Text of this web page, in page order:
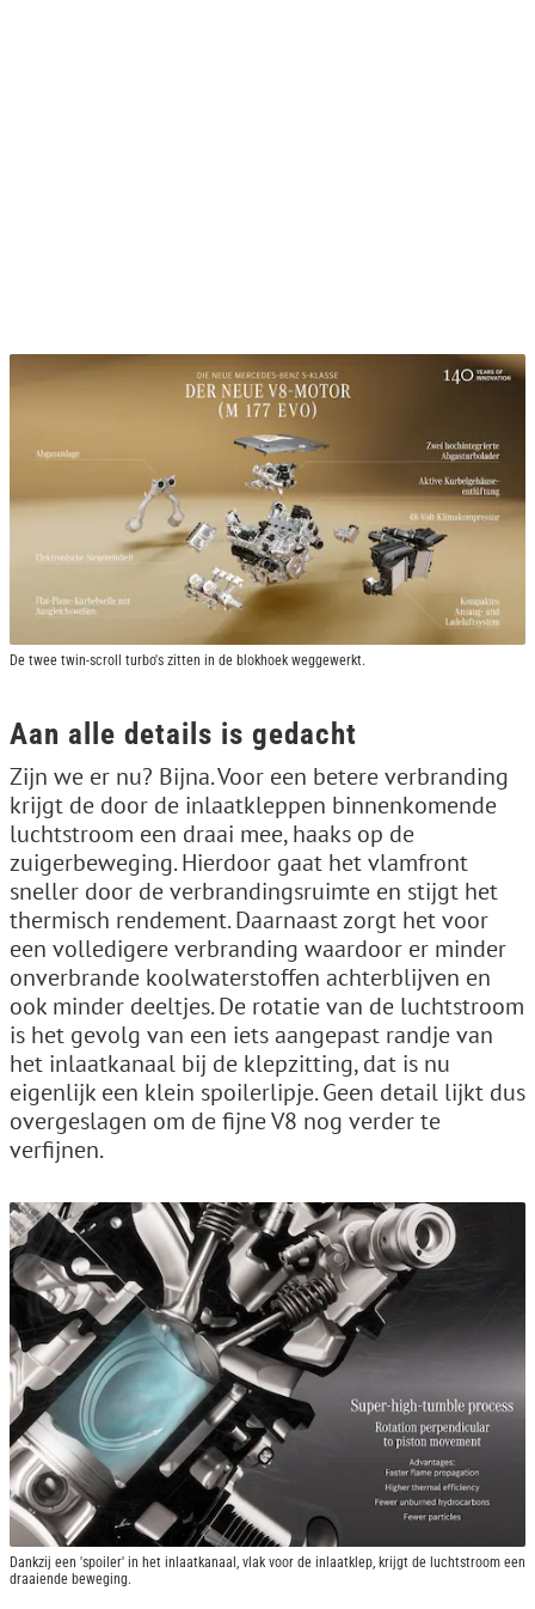
De twee twin-scroll turbo's zitten in de blokhoek weggewerkt.
Aan alle details is gedacht
Zijn we er nu? Bijna. Voor een betere verbranding
krijgt de door de inlaatkleppen binnenkomende
luchtstroom een draai mee, haaks op de
zuigerbeweging. Hierdoor gaat het vlamfront
sneller door de verbrandingsruimte en stijgt het
thermisch rendement. Daarnaast zorgt het voor
een volledigere verbranding waardoor er minder
onverbrande koolwaterstoffen achterblijven en
ook minder deeltjes. De rotatie van de luchtstroom
is het gevolg van een iets aangepast randje van
het inlaatkanaal bij de klepzitting, dat is nu
eigenlijk een klein spoilerlipje. Geen detail lijkt dus
overgeslagen om de fijne V8 nog verder te
verfijnen.
Dankzij een 'spoiler' in het inlaatkanaal, vlak voor de inlaatklep, krijgt de luchtstroom een
draaiende beweging.